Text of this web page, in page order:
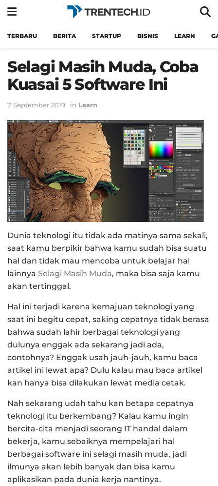
TERBARU BERITA STARTUP BISNIS LEARN
Selagi Masih Muda, Coba
Kuasai 5 Software Ini
7 September 2019 in Learn
Dunia teknologi itu tidak ada matinya sama sekali,
saat kamu berpikir bahwa kamu sudah bisa suatu
hal dan tidak mau mencoba untuk belajar hal
lainnya Selagi Masih Muda, maka bisa saja kamu
akan tertinggal.
Hal ini terjadi karena kemajuan teknologi yang
saat ini begitu cepat, saking cepatnya tidak berasa
bahwa sudah lahir berbagai teknologi yang
dulunya enggak ada sekarang jadi ada,
contohnya? Enggak usah jauh-jauh, kamu baca
artikel ini lewat apa? Dulu kalau mau baca artikel
kan hanya bisa dilakukan lewat media cetak.
Nah sekarang udah tahu kan betapa cepatnya
teknologi itu berkembang? Kalau kamu ingin
bercita-cita menjadi seorang IT handal dalam
bekerja, kamu sebaiknya mempelajari hal
berbagai software ini selagi masih muda, jadi
ilmunya akan lebih banyak dan bisa kamu
aplikasikan pada dunia kerja nantinya.